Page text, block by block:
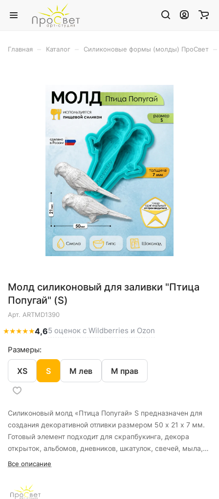
Главная Каталог Силиконовые формы (молды) ПроСвет
Молд силиконовый для заливки "Птица
Попугай" (S)
Арт. ARTMD1390
★★★★★4,65 оценок с Wildberries и Ozon
Размеры:
XS S M лев M прав
Силиконовый молд «Птица Попугай» S предназначен для
создания декоративной отливки размером 50 x 21 x 7 мм.
Готовый элемент подходит для скрапбукинга, декора
открыток, альбомов, дневников, шкатулок, свечей, мыла,
подарочной упаковки, сувениров, интерьерных
Все описание